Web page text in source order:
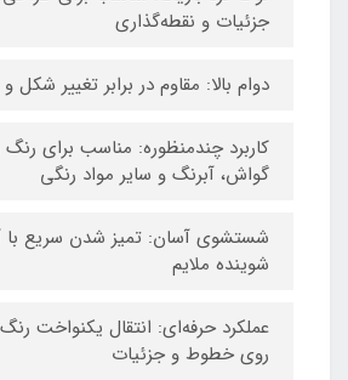
جزئیات و نقطه‌گذاری
دوام بالا: مقاوم در برابر تغییر
کاربرد چندمنظوره: مناسب برای رنگ
گواش، آبرنگ و سایر مواد رنگی
شستشوی آسان: تمیز شدن سریع با
شوینده ملایم
عملکرد حرفه‌ای: انتقال یکنواخت
روی خطوط و جزئیات